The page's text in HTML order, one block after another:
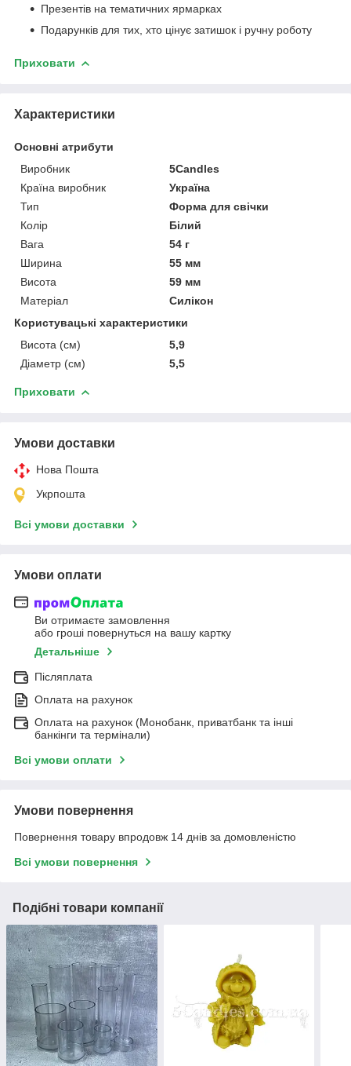
Презентів на тематичних ярмарках
Подарунків для тих, хто цінує затишок і ручну роботу
Приховати
Характеристики
Основні атрибути
Виробник
5Candles
Країна виробник
Україна
Тип
Форма для свічки
Колір
Білий
Вага
54 г
Ширина
55 мм
Висота
59 мм
Матеріал
Силікон
Користувацькі характеристики
Висота (см)
5,9
Діаметр (см)
5,5
Приховати
Умови доставки
Нова Пошта
Укрпошта
Всі умови доставки
Умови оплати
Ви отримаєте замовлення
або гроші повернуться на вашу картку
Детальніше
Післяплата
Оплата на рахунок
Оплата на рахунок (Монобанк, приватбанк та інші
банкінги та термінали)
Всі умови оплати
Умови повернення
Повернення товару впродовж 14 днів за домовленістю
Всі умови повернення
Подібні товари компанії